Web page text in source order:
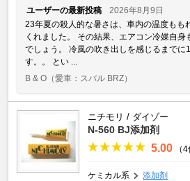
ユーザーの最新投稿
2026年8月9日
23年夏の殺人的な暑さは、車内の温度もも
くれました。 その結果、エアコン冷媒自身
でしょう。 冷風の吹き出しを感じるまでに
す。。 とい ...
B & O （愛車：スバル BRZ）
ニチモリ / ダイゾー
N-560 BJ添加剤
5.00 （4
ケミカル系 添加剤